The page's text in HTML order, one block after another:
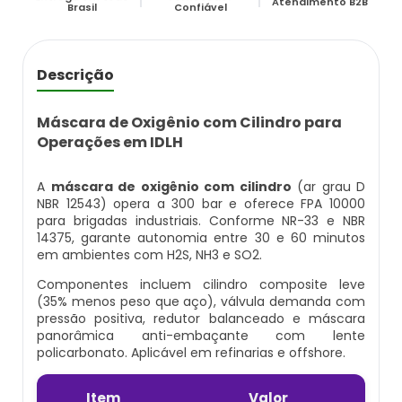
Equipamento Autônomo De Proteção
Respiratória
Máscara Autônoma Com Cilindro De
Equipamento De Respiração Autônoma
Preço
Conjunto Autônomo De Ar
Respirador Autônomo Msa
Cilindro Para Gases Medicinais
Ar Respirável Cilindro
Cilindro Ar Respirável
Cilindro De Ar Comprimido Hospitalar
Cilindro De Ar Comprimido Mergulho
Cilindro De Ar Respirável A Venda
Cilindro De Ar Respirável Comprar
Kit Ar Mandado
Ar Mandado A Venda
Ar Mandado Onde Encontrar
Ar Mandado Preço
Ar Mandado Valor
Cilindro Ar Mandado
Comprar Ar Mandado
Brasil Confiável
Descrição
Máscara de Oxigênio com Cilindro para
Operações em IDLH
A máscara de oxigênio com cilindro (ar grau D
NBR 12543) opera a 300 bar e oferece FPA 10000
para brigadas industriais. Conforme NR-33 e NBR
14375, garante autonomia entre 30 e 60 minutos
em ambientes com H2S, NH3 e SO2.
Componentes incluem cilindro composite leve
(35% menos peso que aço), válvula demanda com
pressão positiva, redutor balanceado e máscara
panorâmica anti-embaçante com lente
policarbonato. Aplicável em refinarias e offshore.
Item Valor